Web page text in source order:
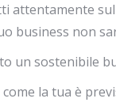
attentamente
business non
un sostenibile
la tua è